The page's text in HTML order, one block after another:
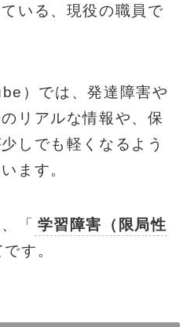
いる、現役の職員で
）では、発達障害や
リアルな情報や、保
しでも軽くなるよう
ます。
「
学習障害（限局性
す。